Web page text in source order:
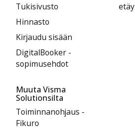
Tukisivusto
Hinnasto
Kirjaudu sisään
DigitalBooker -
sopimusehdot
Muuta Visma
Solutionsilta
Toiminnanohjaus -
Fikuro